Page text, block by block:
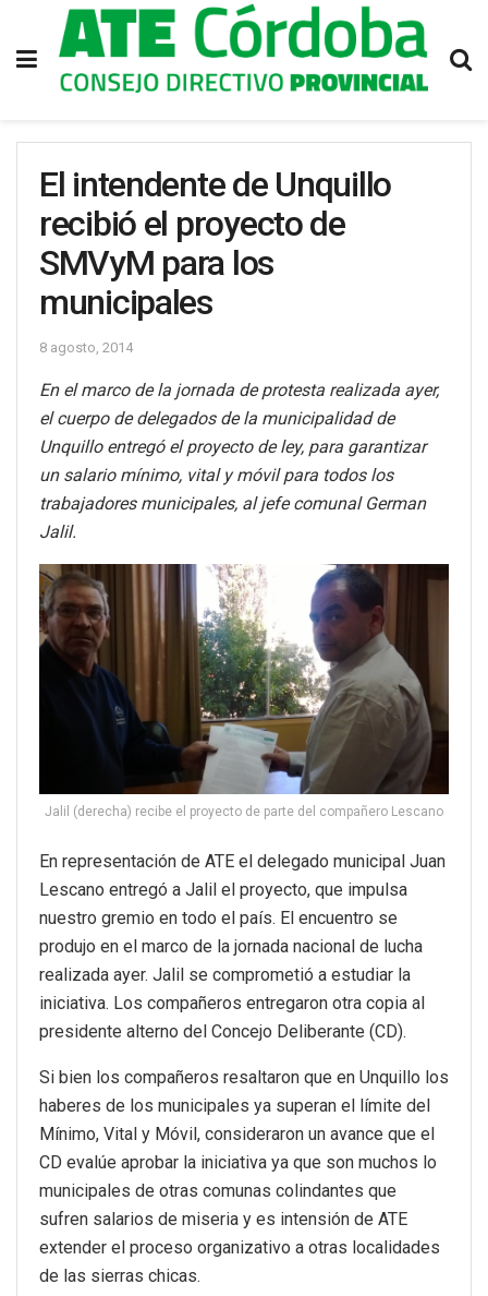
El intendente de Unquillo
recibió el proyecto de
SMVyM para los
municipales
8 agosto, 2014
En el marco de la jornada de protesta realizada ayer,
el cuerpo de delegados de la municipalidad de
Unquillo entregó el proyecto de ley, para garantizar
un salario mínimo, vital y móvil para todos los
trabajadores municipales, al jefe comunal German
Jalil.
Jalil (derecha) recibe el proyecto de parte del compañero Lescano
En representación de ATE el delegado municipal Juan
Lescano entregó a Jalil el proyecto, que impulsa
nuestro gremio en todo el país. El encuentro se
produjo en el marco de la jornada nacional de lucha
realizada ayer. Jalil se comprometió a estudiar la
iniciativa. Los compañeros entregaron otra copia al
presidente alterno del Concejo Deliberante (CD).
Si bien los compañeros resaltaron que en Unquillo los
haberes de los municipales ya superan el límite del
Mínimo, Vital y Móvil, consideraron un avance que el
CD evalúe aprobar la iniciativa ya que son muchos lo
municipales de otras comunas colindantes que
sufren salarios de miseria y es intensión de ATE
extender el proceso organizativo a otras localidades
de las sierras chicas.